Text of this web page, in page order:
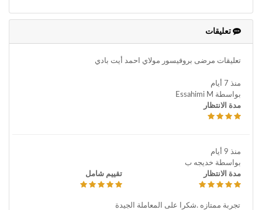
تعليقات
تعليقات مرضى بروفيسور مولاي احمد أيت بادي
منذ 7 أيام
بواسطة Essahimi M
مدة الانتظار
منذ 9 أيام
بواسطة خديجه ب
مدة الانتظار
تقييم شامل
تجربة ممتازه .شكرا على المعاملة الجيدة